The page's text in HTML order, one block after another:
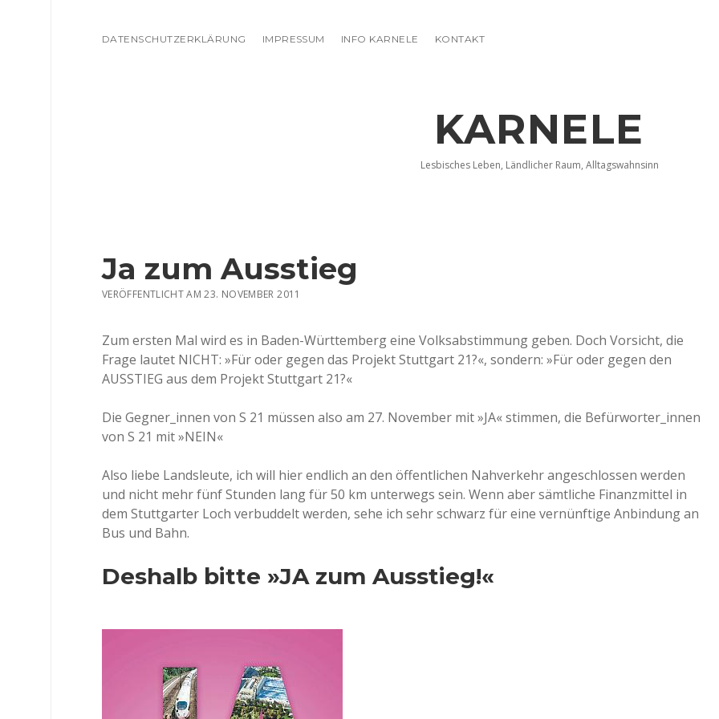
DATENSCHUTZERKLÄRUNG IMPRESSUM INFO KARNELE KONTAKT
KARNELE
Lesbisches Leben, Ländlicher Raum, Alltagswahnsinn
Ja zum Ausstieg
VERÖFFENTLICHT AM 23. NOVEMBER 2011
Zum ersten Mal wird es in Baden-Württemberg eine Volksabstimmung geben. Doch Vorsicht, die
Frage lautet NICHT: »Für oder gegen das Projekt Stuttgart 21?«, sondern: »Für oder gegen den
AUSSTIEG aus dem Projekt Stuttgart 21?«
Die Gegner_innen von S 21 müssen also am 27. November mit »JA« stimmen, die Befürworter_innen
von S 21 mit »NEIN«
Also liebe Landsleute, ich will hier endlich an den öffentlichen Nahverkehr angeschlossen werden
und nicht mehr fünf Stunden lang für 50 km unterwegs sein. Wenn aber sämtliche Finanzmittel in
dem Stuttgarter Loch verbuddelt werden, sehe ich sehr schwarz für eine vernünftige Anbindung an
Bus und Bahn.
Deshalb bitte »JA zum Ausstieg!«